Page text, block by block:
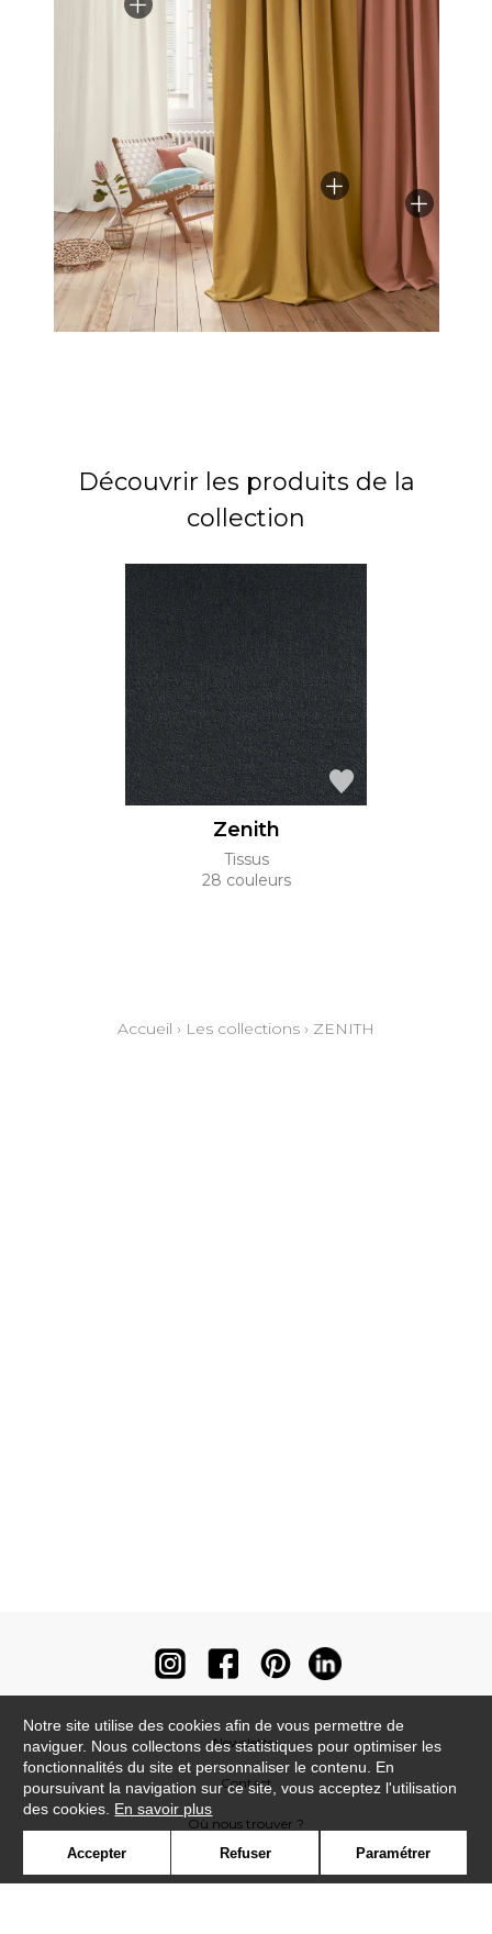
Découvrir les produits de la
collection
Zenith
Tissus
28 couleurs
Accueil › Les collections › ZENITH
Newsletter
Contact
Où nous trouver ?
Notre site utilise des cookies afin de vous permettre de
naviguer. Nous collectons des statistiques pour optimiser les
fonctionnalités du site et personnaliser le contenu. En
poursuivant la navigation sur ce site, vous acceptez l'utilisation
des cookies. En savoir plus
Accepter Refuser Paramétrer